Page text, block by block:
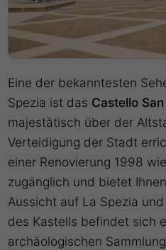
Eine der bekanntesten
Spezia ist das Castello
majestätisch über der
Verteidigung der Stadt
einer Renovierung 1998
zugänglich und bietet
Aussicht auf La Spezia
des Kastells befindet sich
archäologischen